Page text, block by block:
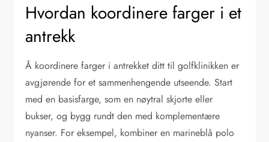
Hvordan koordinere farger i et
antrekk
Å koordinere farger i antrekket ditt til golfklinikken er
avgjørende for et sammenhengende utseende. Start
med en basisfarge, som en nøytral skjorte eller
bukser, og bygg rundt den med komplementære
nyanser. For eksempel, kombiner en marineblå polo